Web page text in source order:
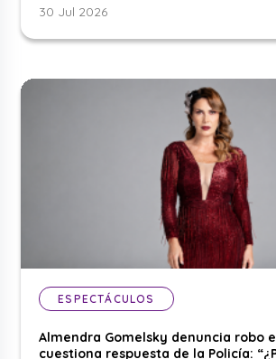
30 Jul 2026
ESPECTÁCULOS
Almendra Gomelsky denuncia robo
cuestiona respuesta de la Policía: